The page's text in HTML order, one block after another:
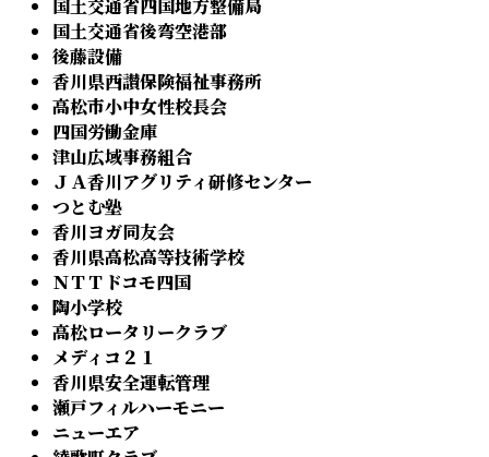
国土交通省四国地方整備局
国土交通省後弯空港部
後藤設備
香川県西讃保険福祉事務所
高松市小中女性校長会
四国労働金庫
津山広域事務組合
ＪＡ香川アグリティ研修センター
つとむ塾
香川ヨガ同友会
香川県高松高等技術学校
ＮＴＴドコモ四国
陶小学校
高松ロータリークラブ
メディコ２１
香川県安全運転管理
瀬戸フィルハーモニー
ニューエア